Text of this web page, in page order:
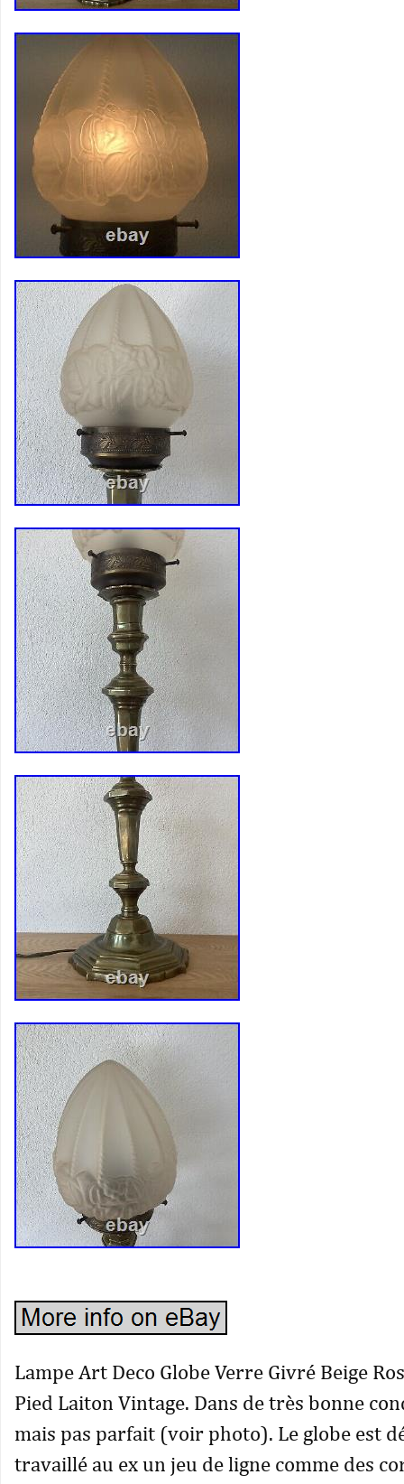
Lampe Art Deco Globe Verre Givré Beige
Pied Laiton Vintage. Dans de très bonne
mais pas parfait (voir photo). Le globe est
travaillé au ex un jeu de ligne comme des